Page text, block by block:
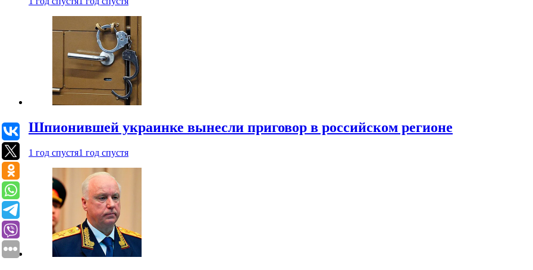
Шпионившей украинке вынесли приговор в российском регионе
1 год спустя1 год спустя